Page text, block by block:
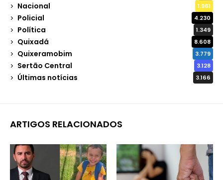
Nacional 1.961
Policial 4.230
Política 1.349
Quixadá 8.608
Quixeramobim 3.779
Sertão Central 3.128
Últimas notícias 3.166
ARTIGOS RELACIONADOS